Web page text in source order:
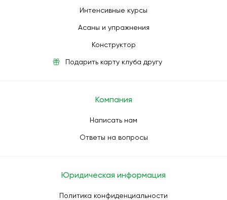
Интенсивные курсы
Асаны и упражнения
Конструктор
Подарить карту клуба другу
Компания
Написать нам
Ответы на вопросы
Юридическая информация
Политика конфиденциальности